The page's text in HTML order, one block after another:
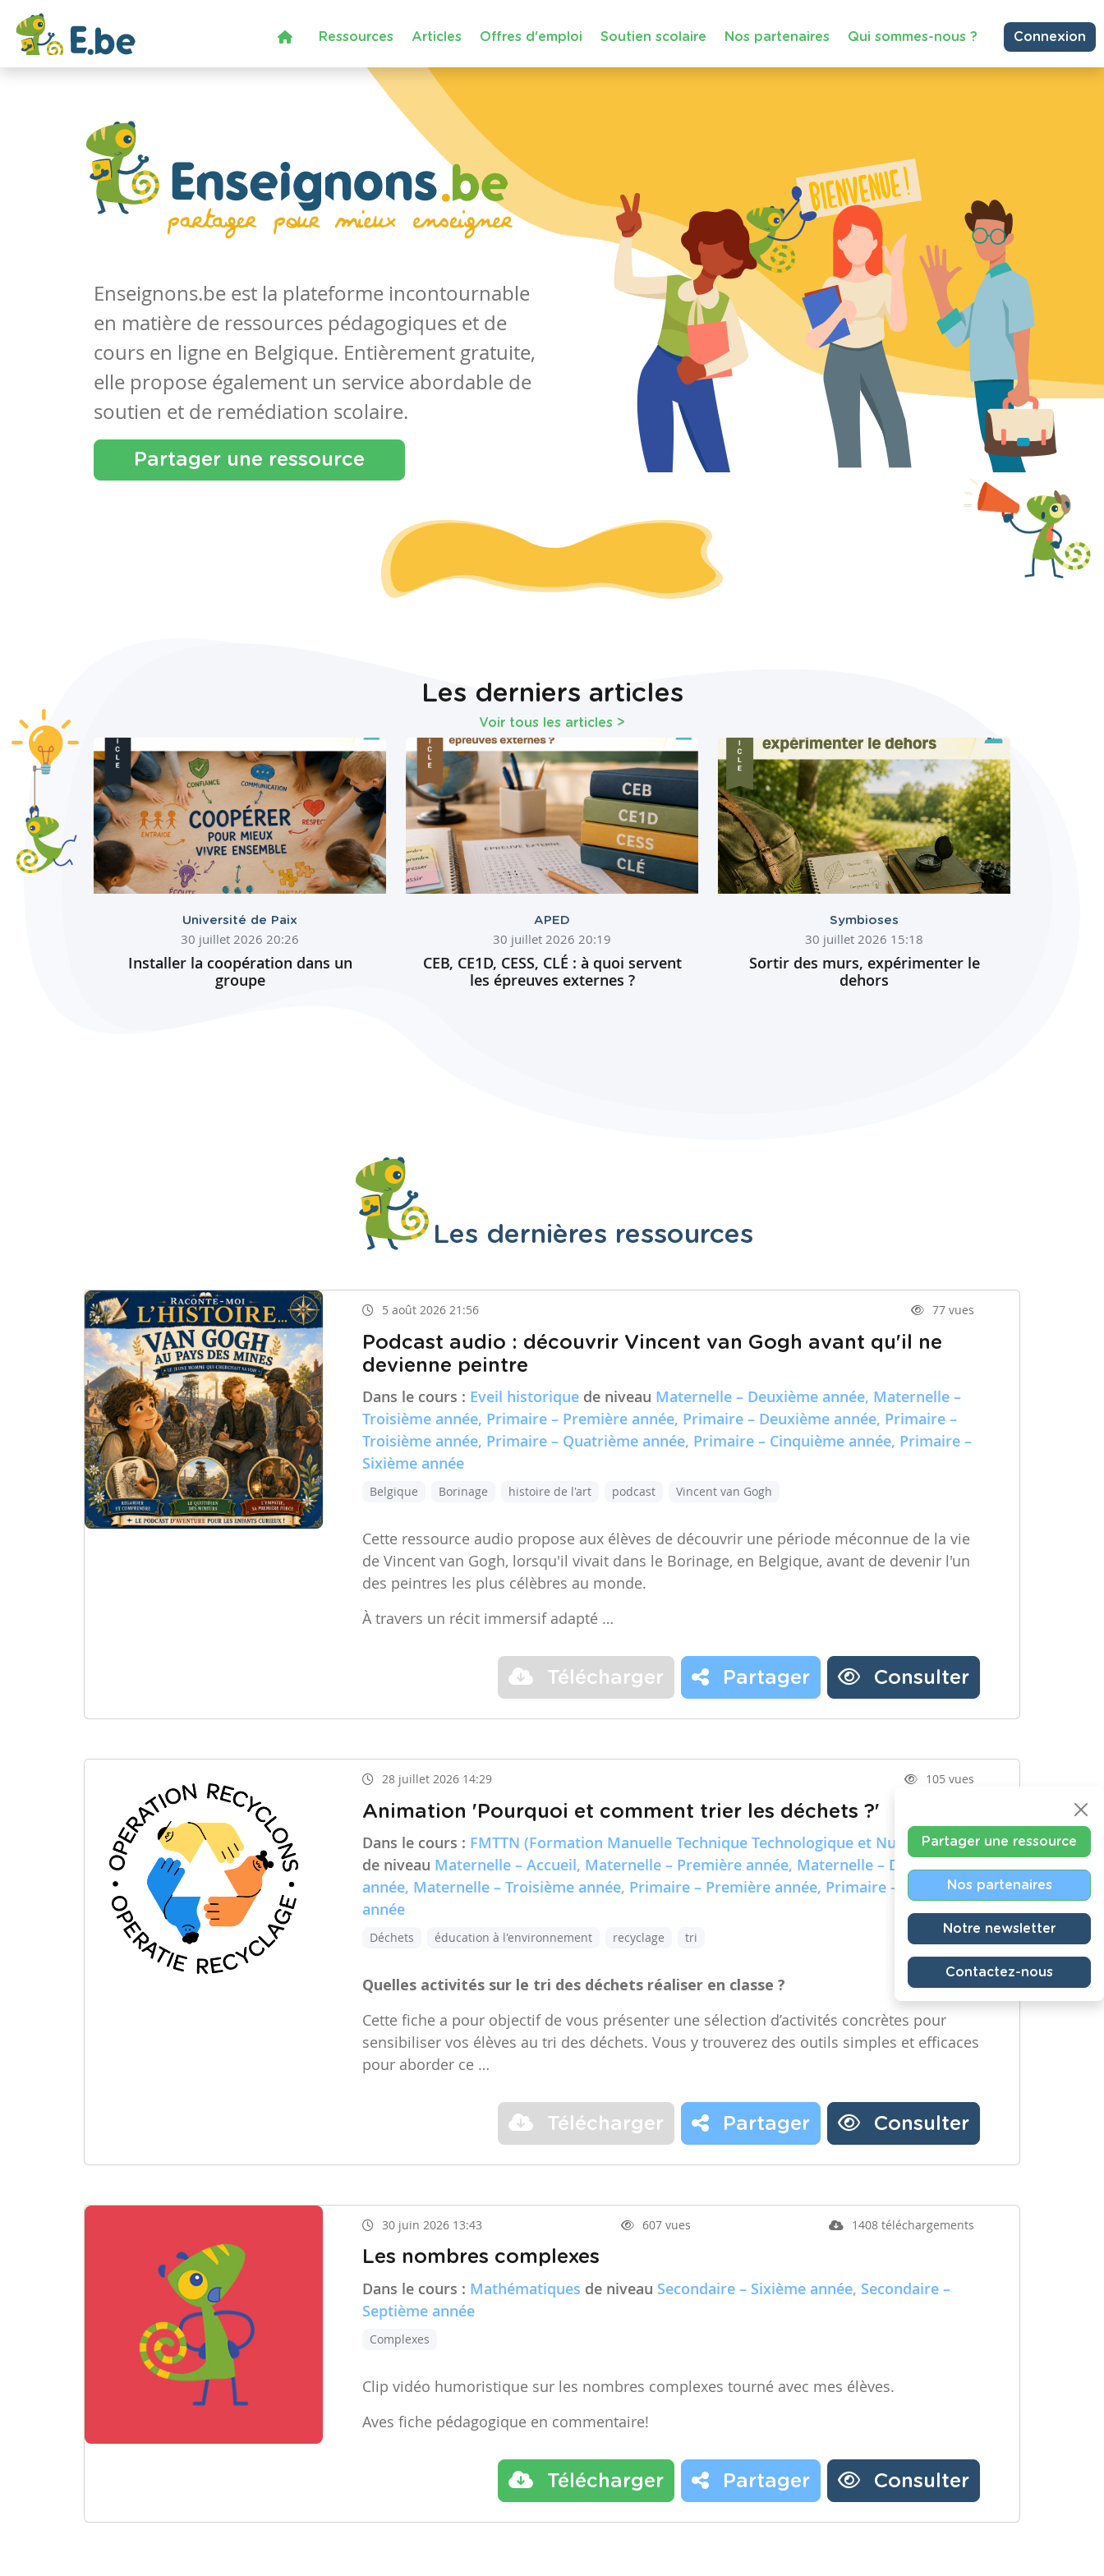
Ressources Articles Offres d'emploi Soutien scolaire Nos partenaires Qui sommes-nous ? Connexion
Enseignons.be est la plateforme incontournable
en matière de ressources pédagogiques et de
cours en ligne en Belgique. Entièrement gratuite,
elle propose également un service abordable de
soutien et de remédiation scolaire.
Partager une ressource
Les derniers articles
Voir tous les articles >
Université de Paix
30 juillet 2026 20:26
Installer la coopération dans un
groupe
APED
30 juillet 2026 20:19
CEB, CE1D, CESS, CLÉ : à quoi servent
les épreuves externes ?
Symbioses
30 juillet 2026 15:18
Sortir des murs, expérimenter le
dehors
Les dernières ressources
5 août 2026 21:56 77 vues
Podcast audio : découvrir Vincent van Gogh avant qu'il ne
devienne peintre
Dans le cours : Eveil historique de niveau Maternelle – Deuxième année, Maternelle –
Troisième année, Primaire – Première année, Primaire – Deuxième année, Primaire –
Troisième année, Primaire – Quatrième année, Primaire – Cinquième année, Primaire –
Sixième année
Belgique Borinage histoire de l'art podcast Vincent van Gogh
Cette ressource audio propose aux élèves de découvrir une période méconnue de la vie
de Vincent van Gogh, lorsqu'il vivait dans le Borinage, en Belgique, avant de devenir l'un
des peintres les plus célèbres au monde.
À travers un récit immersif adapté …
Télécharger Partager Consulter
28 juillet 2026 14:29 105 vues
Animation 'Pourquoi et comment trier les déchets ?'
Dans le cours : FMTTN (Formation Manuelle Technique Technologique et Numérique)
de niveau Maternelle – Accueil, Maternelle – Première année, Maternelle – Deuxième
année, Maternelle – Troisième année, Primaire – Première année, Primaire – Deuxième
année
Déchets éducation à l'environnement recyclage tri
Quelles activités sur le tri des déchets réaliser en classe ?
Cette fiche a pour objectif de vous présenter une sélection d’activités concrètes pour
sensibiliser vos élèves au tri des déchets. Vous y trouverez des outils simples et efficaces
pour aborder ce …
Télécharger Partager Consulter
30 juin 2026 13:43 607 vues 1408 téléchargements
Les nombres complexes
Dans le cours : Mathématiques de niveau Secondaire – Sixième année, Secondaire –
Septième année
Complexes
Clip vidéo humoristique sur les nombres complexes tourné avec mes élèves.
Aves fiche pédagogique en commentaire!
Télécharger Partager Consulter
Partager une ressource
Nos partenaires
Notre newsletter
Contactez-nous